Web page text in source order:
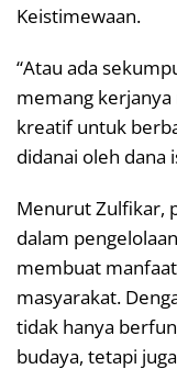
Keistimewaan.
“Atau ada
memang
kreatif untuk
didanai oleh dana
Menurut Zulfikar,
dalam
membuat
masyarakat.
tidak hanya
budaya, tetapi